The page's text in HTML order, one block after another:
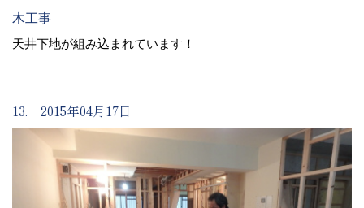
木工事
天井下地が組み込まれています！
13. 2015年04月17日